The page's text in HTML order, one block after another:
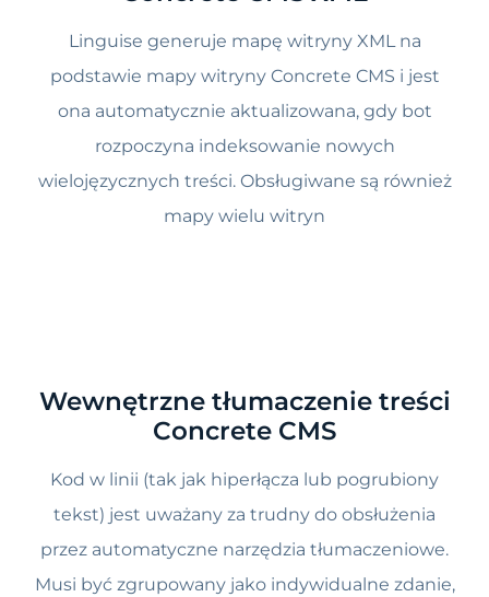
Linguise generuje mapę witryny XML na
podstawie mapy witryny Concrete CMS i jest
ona automatycznie aktualizowana, gdy bot
rozpoczyna indeksowanie nowych
wielojęzycznych treści. Obsługiwane są również
mapy wielu witryn
Wewnętrzne tłumaczenie treści
Concrete CMS
Kod w linii (tak jak hiperłącza lub pogrubiony
tekst) jest uważany za trudny do obsłużenia
przez automatyczne narzędzia tłumaczeniowe.
Musi być zgrupowany jako indywidualne zdanie,